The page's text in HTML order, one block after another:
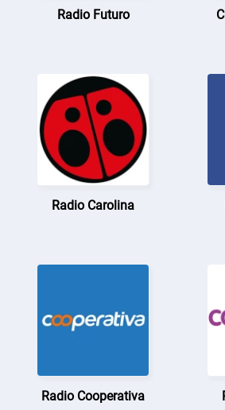
Radio Futuro
Radio Carolina
Radio Cooperativa